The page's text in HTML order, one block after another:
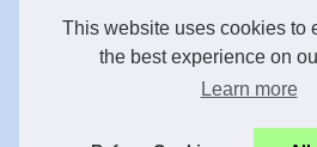
This website uses cookies to
the best experience on
Learn more
L'IA et le SEO : Utiliser...